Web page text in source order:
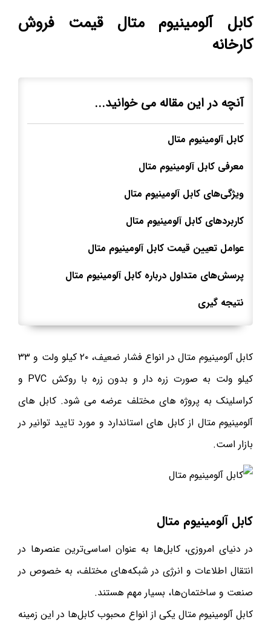
کابل آلومینیوم متال قیمت فروش
کارخانه
آنچه در این مقاله می خوانید...
کابل آلومینیوم متال
معرفی کابل آلومینیوم متال
ویژگی‌های کابل آلومینیوم متال
کاربردهای کابل آلومینیوم متال
عوامل تعیین قیمت کابل آلومینیوم متال
پرسش‌های متداول درباره کابل آلومینیوم متال
نتیجه ‌گیری
کابل آلومینیوم متال در انواع فشار ضعیف، ۲۰ کیلو ولت و ۳۳
کیلو ولت به صورت زره دار و بدون زره با روکش PVC و
کراسلینک به پروژه های مختلف عرضه می شود. کابل های
آلومینیوم متال از کابل های استاندارد و مورد تایید توانیر در
بازار است.
کابل آلومینیوم متال
در دنیای امروزی، کابل‌ها به عنوان اساسی‌ترین عنصرها در
انتقال اطلاعات و انرژی در شبکه‌های مختلف، به خصوص در
صنعت و ساختمان‌ها، بسیار مهم هستند.
کابل آلومینیوم متال یکی از انواع محبوب کابل‌ها در این زمینه